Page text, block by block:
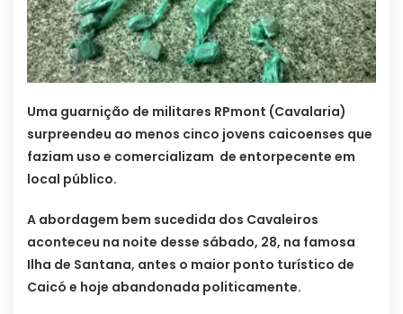
Uma guarnição de militares RPmont (Cavalaria)
surpreendeu ao menos cinco jovens caicoenses que
faziam uso e comercializam de entorpecente em
local público.
A abordagem bem sucedida dos Cavaleiros
aconteceu na noite desse sábado, 28, na famosa
Ilha de Santana, antes o maior ponto turístico de
Caicó e hoje abandonada politicamente.